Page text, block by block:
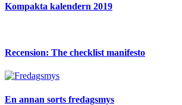
Kompakta kalendern 2019
Recension: The checklist manifesto
En annan sorts fredagsmys